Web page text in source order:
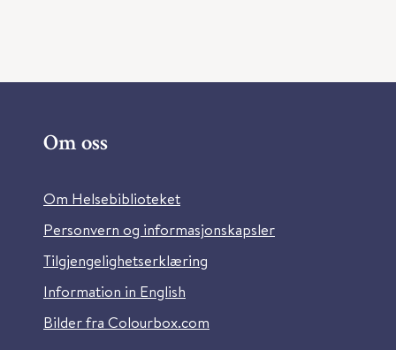
Om oss
Om Helsebiblioteket
Personvern og informasjonskapsler
Tilgjengelighetserklæring
Information in English
Bilder fra Colourbox.com